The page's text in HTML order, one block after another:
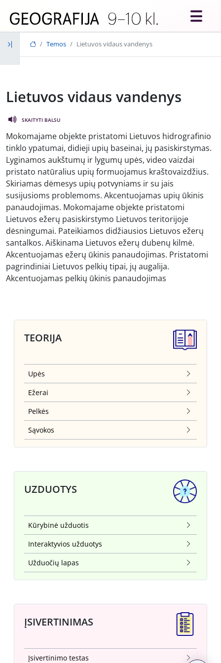
Temos Lietuvos vidaus vandenys
Lietuvos vidaus vandenys
SKAITYTI BALSU
Mokomajame objekte pristatomi Lietuvos hidrografinio
tinklo ypatumai, didieji upių baseinai, jų pasiskirstymas.
Lyginamos aukštumų ir lygumų upės, video vaizdai
pristato natūralius upių formuojamus kraštovaizdžius.
Skiriamas dėmesys upių potvyniams ir su jais
susijusioms problemoms. Akcentuojamas upių ūkinis
panaudojimas. Mokomajame objekte pristatomi
Lietuvos ežerų pasiskirstymo Lietuvos teritorijoje
dėsningumai. Pateikiamos didžiausios Lietuvos ežerų
santalkos. Aiškinama Lietuvos ežerų dubenų kilmė.
Akcentuojamas ežerų ūkinis panaudojimas. Pristatomi
pagrindiniai Lietuvos pelkių tipai, jų augalija.
Akcentuojamas pelkių ūkinis panaudojimas
TEORIJA
Upės
Ežerai
Pelkės
Sąvokos
UZDUOTYS
Kūrybinė užduotis
Interaktyvios užduotys
Užduočių lapas
ĮSIVERTINIMAS
Įsivertinimo testas